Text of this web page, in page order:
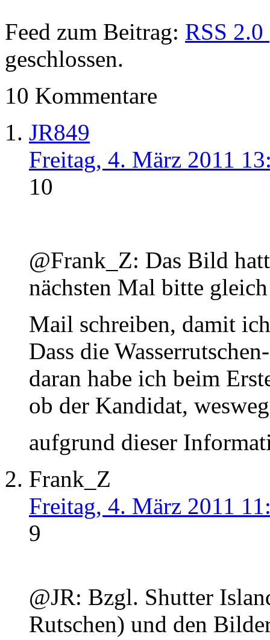
Feed zum Beitrag: RSS 2.0
geschlossen.
10 Kommentare
JR849
Freitag, 4. März 2011
10
@Frank_Z: Das Bild
nächsten Mal bitte
Mail schreiben, damit
Dass die
daran habe ich beim
ob der Kandidat,
aufgrund dieser
Frank_Z
Freitag, 4. März 2011
9
@JR: Bzgl. Shutter
Rutschen) und den